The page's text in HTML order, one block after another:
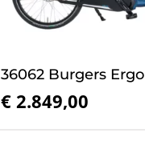
36062 Burgers Ergo
€ 2.849,00